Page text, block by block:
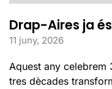
Drap-Aires ja
11 juny, 2026
Aquest any celebrem
tres dècades